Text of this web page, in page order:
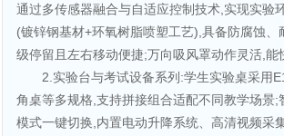
通过多传感器融合与自适应控制技术,实现实验
(镀锌钢基材+环氧树脂喷塑工艺),具备防腐蚀
级停留且左右移动便捷;万向吸风罩动作灵活,能
2.实验台与考试设备系列:学生实验桌采用
角桌等多规格,支持拼接组合适配不同教学场景
模式一键切换,内置电动升降系统、高清视频采